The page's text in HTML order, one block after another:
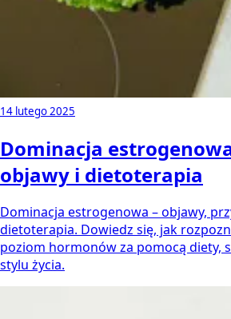
14 lutego 2025
Dominacja
objawy i dietoterapia
Dominacja estrogenowa – objawy,
dietoterapia. Dowiedz się, jak
poziom hormonów za pomocą diety,
stylu życia.